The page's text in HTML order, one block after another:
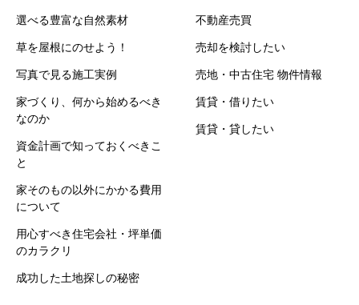
選べる豊富な自然素材
草を屋根にのせよう！
写真で見る施工実例
家づくり、何から始めるべき
なのか
資金計画で知っておくべきこ
と
家そのもの以外にかかる費用
について
用心すべき住宅会社・坪単価
のカラクリ
成功した土地探しの秘密
不動産売買
売却を検討したい
売地・中古住宅 物件情報
賃貸・借りたい
賃貸・貸したい